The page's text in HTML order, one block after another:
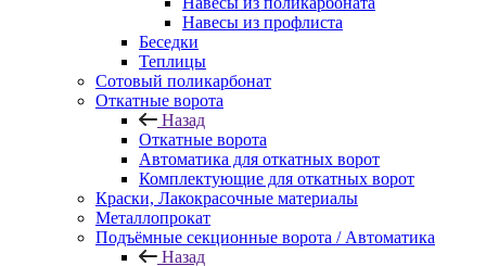
Навесы из профлиста
Беседки
Теплицы
Сотовый поликарбонат
Откатные ворота
Назад
Откатные ворота
Автоматика для откатных ворот
Комплектующие для откатных ворот
Краски, Лакокрасочные материалы
Металлопрокат
Подъёмные секционные ворота / Автоматика
Назад